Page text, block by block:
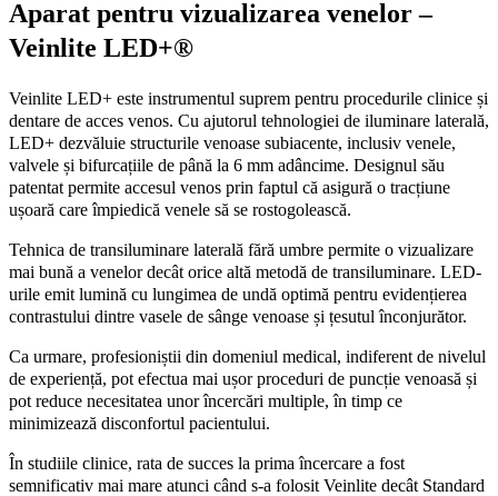
Aparat pentru vizualizarea venelor –
Veinlite LED+®
Veinlite LED+ este instrumentul suprem pentru procedurile clinice și
dentare de acces venos. Cu ajutorul tehnologiei de iluminare laterală,
LED+ dezvăluie structurile venoase subiacente, inclusiv venele,
valvele și bifurcațiile de până la 6 mm adâncime. Designul său
patentat permite accesul venos prin faptul că asigură o tracțiune
ușoară care împiedică venele să se rostogolească.
Tehnica de transiluminare laterală fără umbre permite o vizualizare
mai bună a venelor decât orice altă metodă de transiluminare. LED-
urile emit lumină cu lungimea de undă optimă pentru evidențierea
contrastului dintre vasele de sânge venoase și țesutul înconjurător.
Ca urmare, profesioniștii din domeniul medical, indiferent de nivelul
de experiență, pot efectua mai ușor proceduri de puncție venoasă și
pot reduce necesitatea unor încercări multiple, în timp ce
minimizează disconfortul pacientului.
În studiile clinice, rata de succes la prima încercare a fost
semnificativ mai mare atunci când s-a folosit Veinlite decât Standard